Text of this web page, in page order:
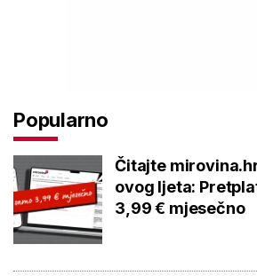
Popularno
Čitajte
ovog ljeta:
3,99 € mjesečno